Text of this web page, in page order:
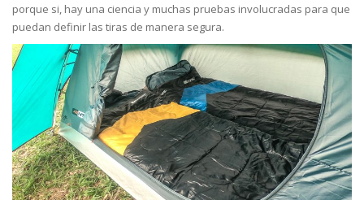
porque si, hay una ciencia y muchas pruebas involucradas para que
puedan definir las tiras de manera segura.